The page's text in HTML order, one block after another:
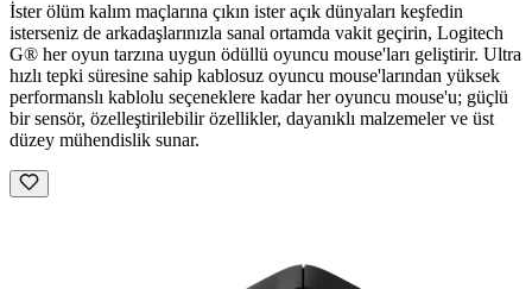
İster ölüm kalım maçlarına çıkın ister açık dünyaları keşfedin
isterseniz de arkadaşlarınızla sanal ortamda vakit geçirin, Logitech
G® her oyun tarzına uygun ödüllü oyuncu mouse'ları geliştirir. Ultra
hızlı tepki süresine sahip kablosuz oyuncu mouse'larından yüksek
performanslı kablolu seçeneklere kadar her oyuncu mouse'u; güçlü
bir sensör, özelleştirilebilir özellikler, dayanıklı malzemeler ve üst
düzey mühendislik sunar.